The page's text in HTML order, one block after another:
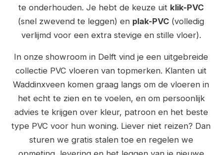
te onderhouden. Je hebt de keuze uit klik-PVC
(snel zwevend te leggen) en plak-PVC (volledig
verlijmd voor een extra stevige en stille vloer).
In onze showroom in Delft vind je een uitgebreide
collectie PVC vloeren van topmerken. Klanten uit
Waddinxveen komen graag langs om de vloeren in
het echt te zien en te voelen, en om persoonlijk
advies te krijgen over kleur, patroon en het beste
type PVC voor hun woning. Liever niet reizen? Dan
sturen we gratis stalen toe en regelen we